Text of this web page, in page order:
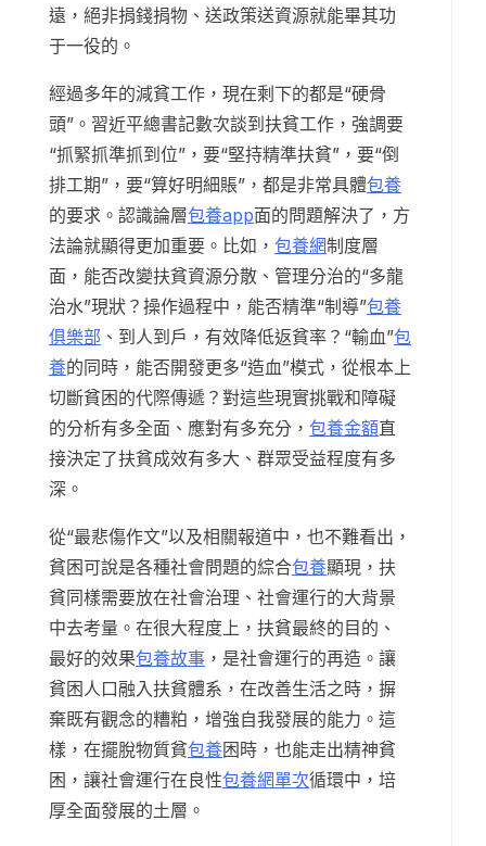
遠，絕非捐錢捐物、送政策送資源就能畢其功
于一役的。
經過多年的減貧工作，現在剩下的都是“硬骨
頭”。習近平總書記數次談到扶貧工作，強調要
“抓緊抓準抓到位”，要“堅持精準扶貧”，要“倒
排工期”，要“算好明細賬”，都是非常具體包養
的要求。認識論層包養app面的問題解決了，方
法論就顯得更加重要。比如， 包養網制度層
面，能否改變扶貧資源分散、管理分治的“多龍
治水”現狀？操作過程中，能否精準“制導”包養
俱樂部 、到人到戶，有效降低返貧率？“輸血”包
養的同時，能否開發更多“造血”模式，從根本上
切斷貧困的代際傳遞？對這些現實挑戰和障礙
的分析有多全面、應對有多充分， 包養金額直
接決定了扶貧成效有多大、群眾受益程度有多
深。
從“最悲傷作文”以及相關報道中，也不難看出，
貧困可說是各種社會問題的綜合包養顯現，扶
貧同樣需要放在社會治理、社會運行的大背景
中去考量。在很大程度上，扶貧最終的目的、
最好的效果包養故事 ，是社會運行的再造。讓
貧困人口融入扶貧體系，在改善生活之時，摒
棄既有觀念的糟粕，增強自我發展的能力。這
樣，在擺脫物質貧包養困時，也能走出精神貧
困，讓社會運行在良性包養網單次循環中，培
厚全面發展的土層。